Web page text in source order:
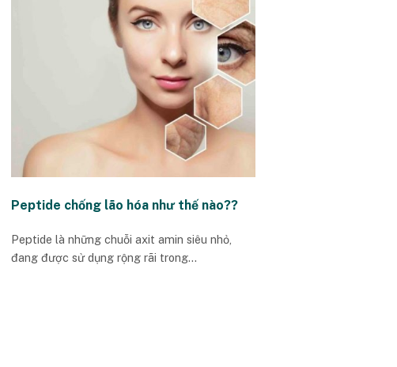
Peptide chống lão hóa như thế nào??
Peptide là những chuỗi axit amin siêu nhỏ,
đang được sử dụng rộng rãi trong...